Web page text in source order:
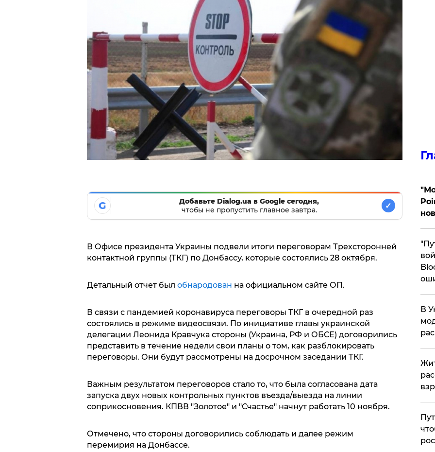
G
Добавьте Dialog.ua в Google сегодня,
чтобы не пропустить главное завтра.
✓
В Офисе президента Украины подвели итоги переговорам Трехсторонней
контактной группы (ТКГ) по Донбассу, которые состоялись 28 октября.
Детальный отчет был обнародован на официальном сайте ОП.
В связи с пандемией коронавируса переговоры ТКГ в очередной раз
состоялись в режиме видеосвязи. По инициативе главы украинской
делегации Леонида Кравчука стороны (Украина, РФ и ОБСЕ) договорились
представить в течение недели свои планы о том, как разблокировать
переговоры. Они будут рассмотрены на досрочном заседании ТКГ.
Важным результатом переговоров стало то, что была согласована дата
запуска двух новых контрольных пунктов въезда/выезда на линии
соприкосновения. КПВВ "Золотое" и "Счастье" начнут работать 10 ноября.
Отмечено, что стороны договорились соблюдать и далее режим
перемирия на Донбассе.
В